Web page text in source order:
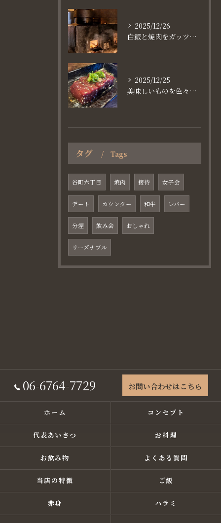
2025/12/26
白飯と焼肉をガッツり食べたいなら
2025/12/25
美味しいものを色々楽しめるのが #お店で焼肉
タグ Tags
谷町六丁目 焼肉 接待 女子会
デート カウンター 和牛 レバー
分煙 飲み会 おしゃれ
リーズナブル
06-6764-7729 お問い合わせはこちら
ホーム コンセプト
代表あいさつ お料理
お飲み物 よくある質問
当店の特徴 ご飯
赤身 ハラミ